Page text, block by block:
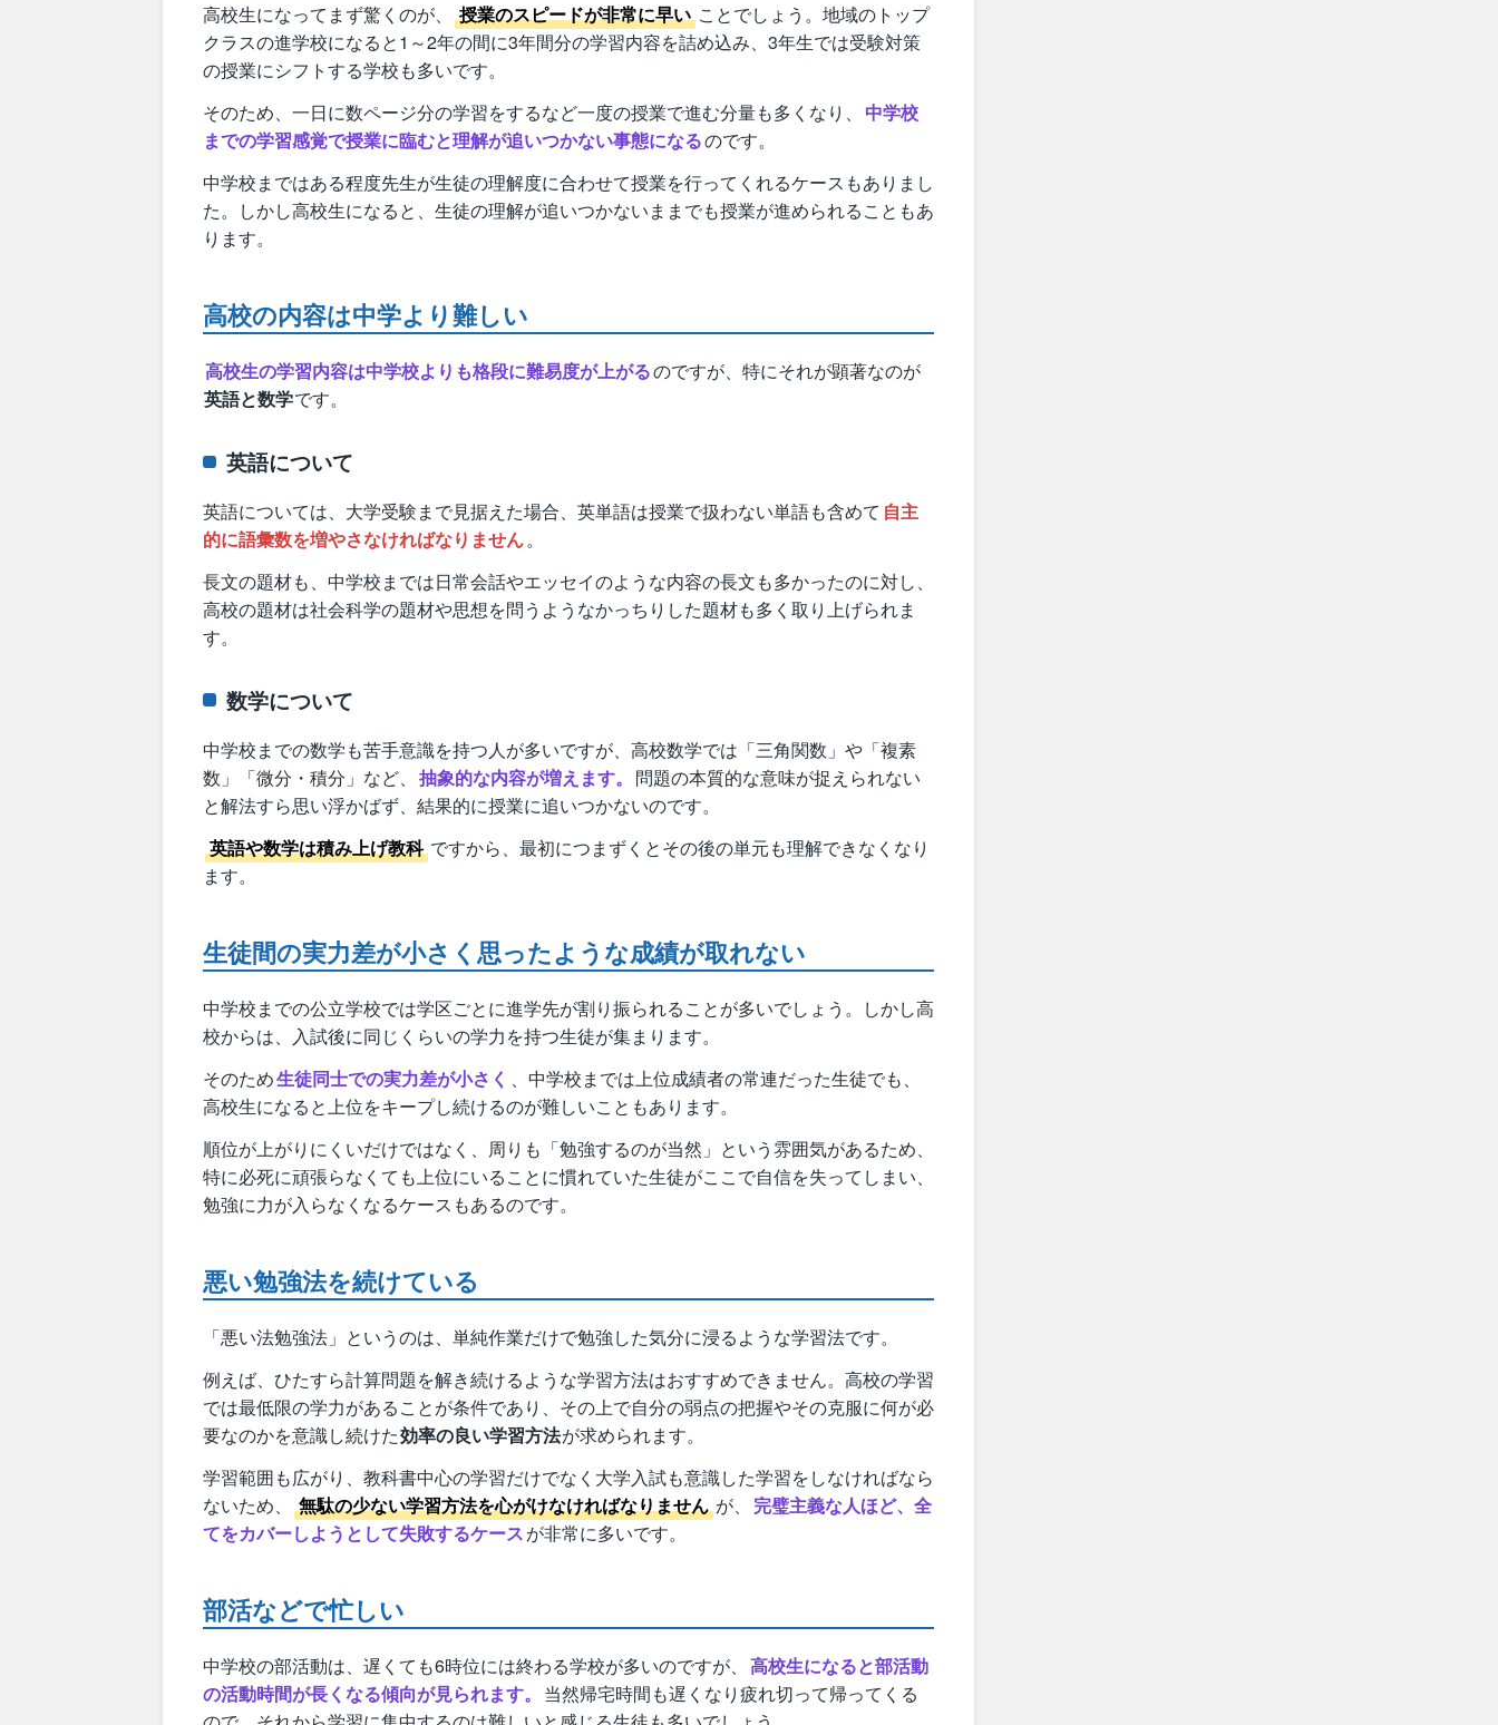
高校生になってまず驚くのが、 授業のスピードが非常に早い ことでしょう。地域のトップ
クラスの進学校になると1～2年の間に3年間分の学習内容を詰め込み、3年生では受験対策
の授業にシフトする学校も多いです。
そのため、一日に数ページ分の学習をするなど一度の授業で進む分量も多くなり、
中学校
までの学習感覚で授業に臨むと理解が追いつかない事態になるのです。
中学校まではある程度先生が生徒の理解度に合わせて授業を行ってくれるケースもありまし
た。しかし高校生になると、生徒の理解が追いつかないままでも授業が進められることもあ
ります。
高校の内容は中学より難しい
高校生の学習内容は中学校よりも格段に難易度が上がるのですが、特にそれが顕著なのが
英語と数学です。
英語について
英語については、大学受験まで見据えた場合、英単語は授業で扱わない単語も含めて 自主
的に語彙数を増やさなければなりません。
長文の題材も、中学校までは日常会話やエッセイのような内容の長文も多かったのに対し、
高校の題材は社会科学の題材や思想を問うようなかっちりした題材も多く取り上げられま
す。
数学について
中学校までの数学も苦手意識を持つ人が多いですが、高校数学では「三角関数」や「複素
数」「微分・積分」など、 抽象的な内容が増えます。 問題の本質的な意味が捉えられない
と解法すら思い浮かばず、結果的に授業に追いつかないのです。
英語や数学は積み上げ教科 ですから、最初につまずくとその後の単元も理解できなくなり
ます。
生徒間の実力差が小さく思ったような成績が取れない
中学校までの公立学校では学区ごとに進学先が割り振られることが多いでしょう。しかし高
校からは、入試後に同じくらいの学力を持つ生徒が集まります。
そのため生徒同士での実力差が小さく 、中学校までは上位成績者の常連だった生徒でも、
高校生になると上位をキープし続けるのが難しいこともあります。
順位が上がりにくいだけではなく、周りも「勉強するのが当然」という雰囲気があるため、
特に必死に頑張らなくても上位にいることに慣れていた生徒がここで自信を失ってしまい、
勉強に力が入らなくなるケースもあるのです。
悪い勉強法を続けている
「悪い法勉強法」というのは、単純作業だけで勉強した気分に浸るような学習法です。
例えば、ひたすら計算問題を解き続けるような学習方法はおすすめできません。高校の学習
では最低限の学力があることが条件であり、その上で自分の弱点の把握やその克服に何が必
要なのかを意識し続けた効率の良い学習方法が求められます。
学習範囲も広がり、教科書中心の学習だけでなく大学入試も意識した学習をしなければなら
ないため、
無駄の少ない学習方法を心がけなければなりません が、
完璧主義な人ほど、全
てをカバーしようとして失敗するケースが非常に多いです。
部活などで忙しい
中学校の部活動は、遅くても6時位には終わる学校が多いのですが、 高校生になると部活動
の活動時間が長くなる傾向が見られます。 当然帰宅時間も遅くなり疲れ切って帰ってくる